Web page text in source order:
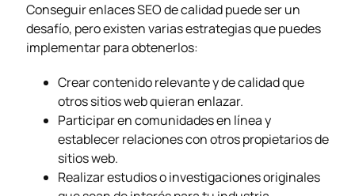
Conseguir enlaces SEO de calidad puede ser un
desafío, pero existen varias estrategias que puedes
implementar para obtenerlos:
Crear contenido relevante y de calidad que
otros sitios web quieran enlazar.
Participar en comunidades en línea y
establecer relaciones con otros propietarios de
sitios web.
Realizar estudios o investigaciones originales